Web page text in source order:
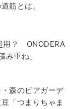
筋とは。
用？ ONODERA
み重ね」
森のビアガーデ
「つまりちゃま